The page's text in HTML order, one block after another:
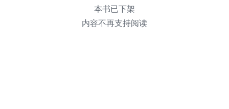
本书已下架
内容不再支持阅读